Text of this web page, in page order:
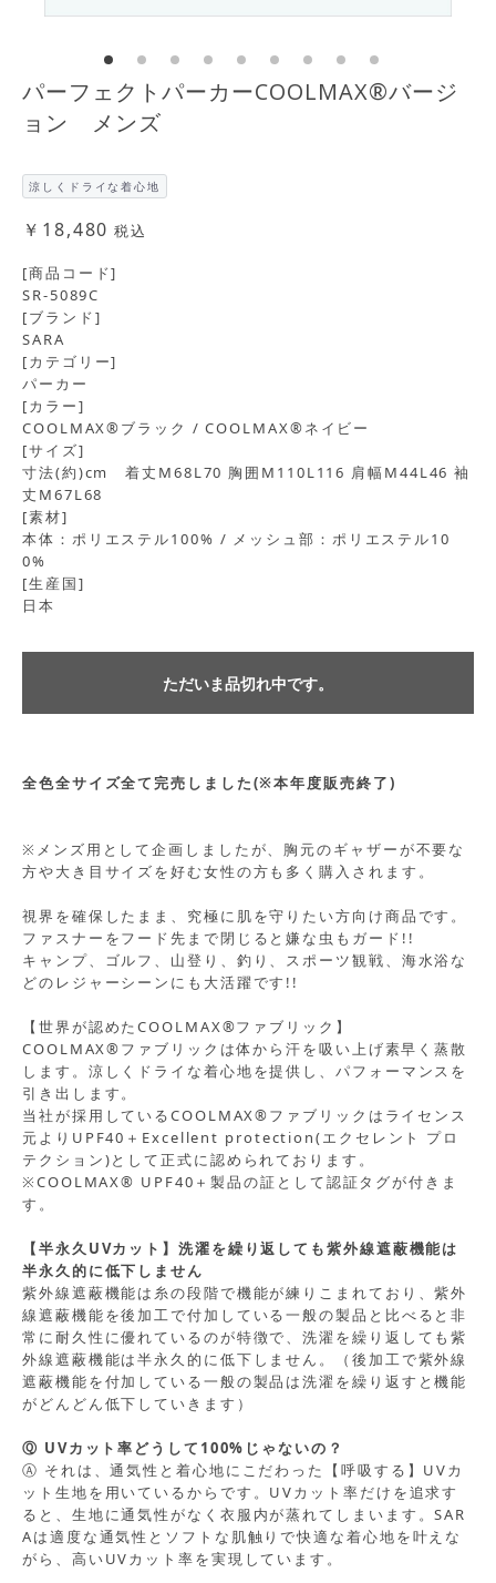
パーフェクトパーカーCOOLMAX®バージ
ョン メンズ
涼しくドライな着心地
￥18,480 税込
[商品コード]
SR-5089C
[ブランド]
SARA
[カテゴリー]
パーカー
[カラー]
COOLMAX®ブラック / COOLMAX®ネイビー
[サイズ]
寸法(約)cm 着丈M68L70 胸囲M110L116 肩幅M44L46 袖
丈M67L68
[素材]
本体：ポリエステル100% / メッシュ部：ポリエステル10
0%
[生産国]
日本
ただいま品切れ中です。
全色全サイズ全て完売しました(※本年度販売終了)
※メンズ用として企画しましたが、胸元のギャザーが不要な
方や大き目サイズを好む女性の方も多く購入されます。
視界を確保したまま、究極に肌を守りたい方向け商品です。
ファスナーをフード先まで閉じると嫌な虫もガード!!
キャンプ、ゴルフ、山登り、釣り、スポーツ観戦、海水浴な
どのレジャーシーンにも大活躍です!!
【世界が認めたCOOLMAX®ファブリック】
COOLMAX®ファブリックは体から汗を吸い上げ素早く蒸散
します。涼しくドライな着心地を提供し、パフォーマンスを
引き出します。
当社が採用しているCOOLMAX®ファブリックはライセンス
元よりUPF40＋Excellent protection(エクセレント プロ
テクション)として正式に認められております。
※COOLMAX® UPF40＋製品の証として認証タグが付きま
す。
【半永久UVカット】洗濯を繰り返しても紫外線遮蔽機能は
半永久的に低下しません
紫外線遮蔽機能は糸の段階で機能が練りこまれており、紫外
線遮蔽機能を後加工で付加している一般の製品と比べると非
常に耐久性に優れているのが特徴で、洗濯を繰り返しても紫
外線遮蔽機能は半永久的に低下しません。（後加工で紫外線
遮蔽機能を付加している一般の製品は洗濯を繰り返すと機能
がどんどん低下していきます）
Ⓠ UVカット率どうして100%じゃないの？
Ⓐ それは、通気性と着心地にこだわった【呼吸する】UVカ
ット生地を用いているからです。UVカット率だけを追求す
ると、生地に通気性がなく衣服内が蒸れてしまいます。SAR
Aは適度な通気性とソフトな肌触りで快適な着心地を叶えな
がら、高いUVカット率を実現しています。